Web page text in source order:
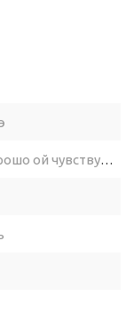
я девки загуляю